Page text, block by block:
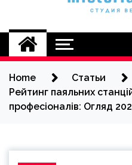
Home
Статьи
Рейтинг паяльних
професіоналів: Огляд